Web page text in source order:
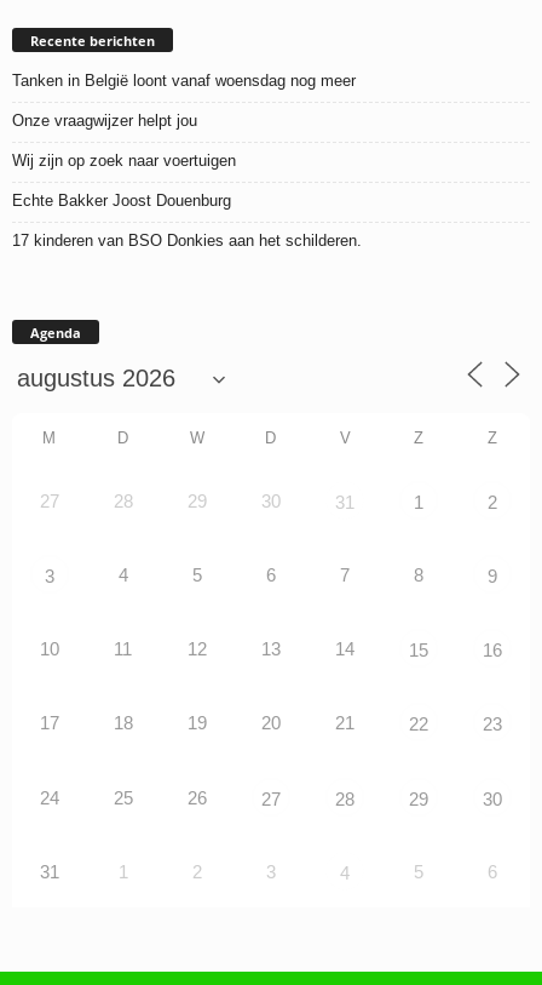
Recente berichten
Tanken in België loont vanaf woensdag nog meer
Onze vraagwijzer helpt jou
Wij zijn op zoek naar voertuigen
Echte Bakker Joost Douenburg
17 kinderen van BSO Donkies aan het schilderen.
Agenda
M D W D V Z Z
27 28 29 30 31 1 2
3 4 5 6 7 8 9
10 11 12 13 14 15 16
17 18 19 20 21 22 23
24 25 26 27 28 29 30
31 1 2 3 4 5 6